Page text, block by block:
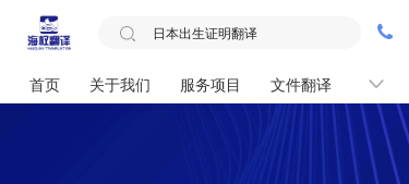
首页 关于我们 服务项目 文件翻译 联系我